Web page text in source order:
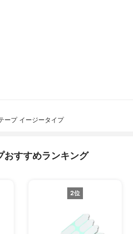
ープ イージータイプ
おすすめランキング
2位